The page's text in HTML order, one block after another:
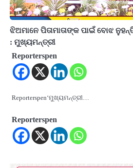
ଝିଅମାନେ ପିତାମାତାଙ୍କ ପାଇଁ ବୋଝ
: ମୁଖ୍ୟମନ୍ତ୍ରୀ
Reporterspen
Reporterspen‘ମୁଖ୍ୟମନ୍ତ୍ରୀ…
Reporterspen